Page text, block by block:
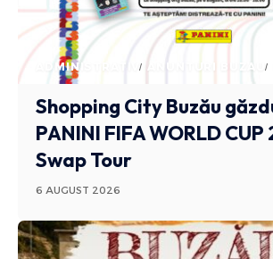
ADMINISTRATIV ANUNTURI BUZAU
Shopping City Buzău
PANINI FIFA WORLD
Swap Tour
6 AUGUST 2026